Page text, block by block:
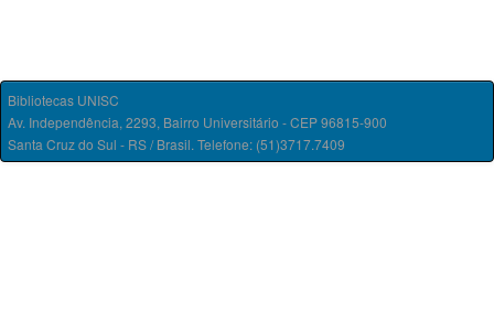
Bibliotecas UNISC
Av. Independência, 2293, Bairro Universitário - CEP 96815-900
Santa Cruz do Sul - RS / Brasil. Telefone: (51)3717.7409